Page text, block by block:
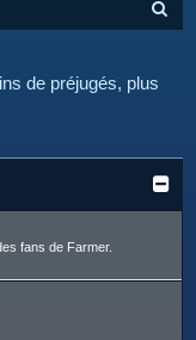
h
de préjugés, plus
fans de Farmer.